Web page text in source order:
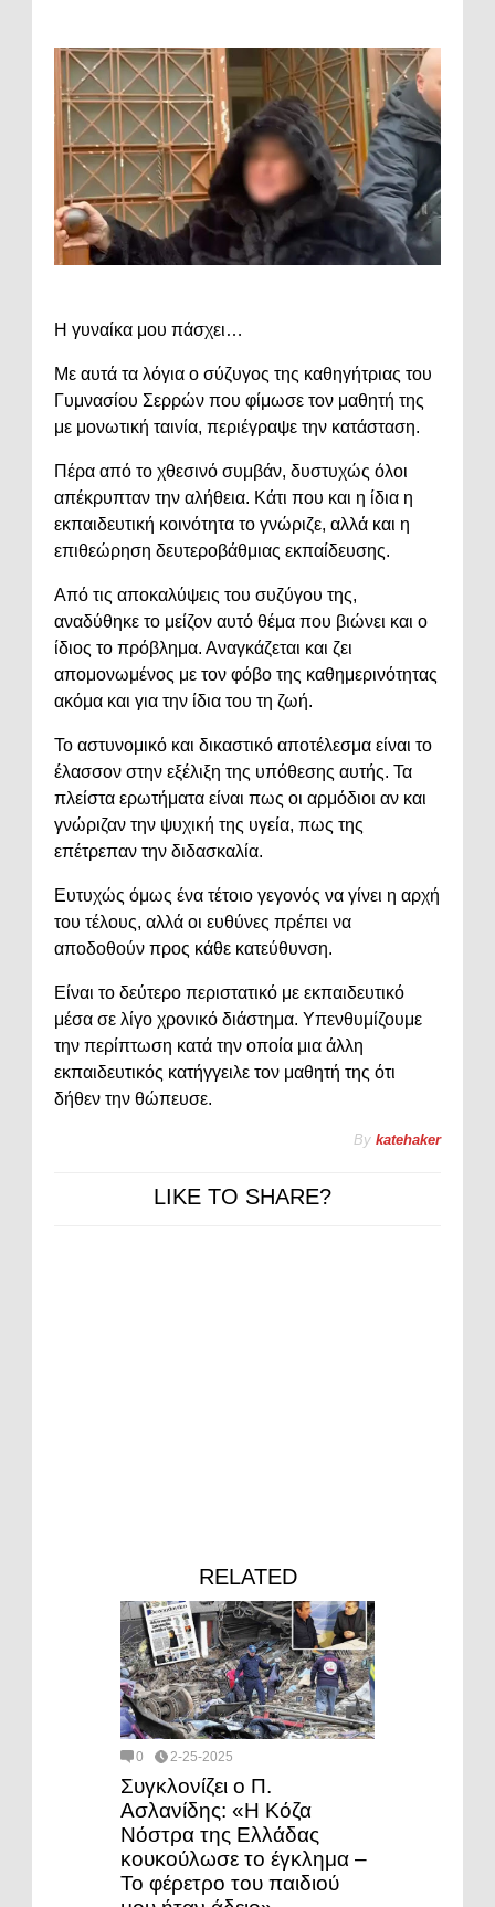
Η γυναίκα μου πάσχει…
Με αυτά τα λόγια ο σύζυγος της καθηγήτριας του
Γυμνασίου Σερρών που φίμωσε τον μαθητή της
με μονωτική ταινία, περιέγραψε την κατάσταση.
Πέρα από το χθεσινό συμβάν, δυστυχώς όλοι
απέκρυπταν την αλήθεια. Κάτι που και η ίδια η
εκπαιδευτική κοινότητα το γνώριζε, αλλά και η
επιθεώρηση δευτεροβάθμιας εκπαίδευσης.
Από τις αποκαλύψεις του συζύγου της,
αναδύθηκε το μείζον αυτό θέμα που βιώνει και ο
ίδιος το πρόβλημα. Αναγκάζεται και ζει
απομονωμένος με τον φόβο της καθημερινότητας
ακόμα και για την ίδια του τη ζωή.
Το αστυνομικό και δικαστικό αποτέλεσμα είναι το
έλασσον στην εξέλιξη της υπόθεσης αυτής. Τα
πλείστα ερωτήματα είναι πως οι αρμόδιοι αν και
γνώριζαν την ψυχική της υγεία, πως της
επέτρεπαν την διδασκαλία.
Ευτυχώς όμως ένα τέτοιο γεγονός να γίνει η αρχή
του τέλους, αλλά οι ευθύνες πρέπει να
αποδοθούν προς κάθε κατεύθυνση.
Είναι το δεύτερο περιστατικό με εκπαιδευτικό
μέσα σε λίγο χρονικό διάστημα. Υπενθυμίζουμε
την περίπτωση κατά την οποία μια άλλη
εκπαιδευτικός κατήγγειλε τον μαθητή της ότι
δήθεν την θώπευσε.
By katehaker
LIKE TO SHARE?
RELATED
0 2-25-2025
Συγκλονίζει ο Π.
Ασλανίδης: «Η Κόζα
Νόστρα της Ελλάδας
κουκούλωσε το έγκλημα –
Το φέρετρο του παιδιού